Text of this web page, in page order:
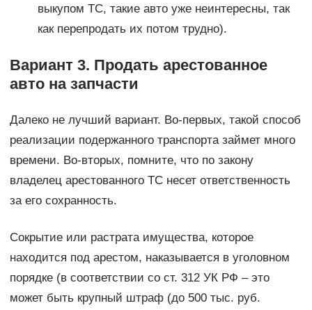
выкупом ТС, такие авто уже неинтересны, так
как перепродать их потом трудно).
Вариант 3. Продать арестованное
авто на запчасти
Далеко не лучший вариант. Во-первых, такой способ
реализации подержанного транспорта займет много
времени. Во-вторых, помните, что по закону
владелец арестованного ТС несет ответственность
за его сохранность.
Сокрытие или растрата имущества, которое
находится под арестом, наказывается в уголовном
порядке (в соответствии со ст. 312 УК РФ – это
может быть крупный штраф (до 500 тыс. руб.